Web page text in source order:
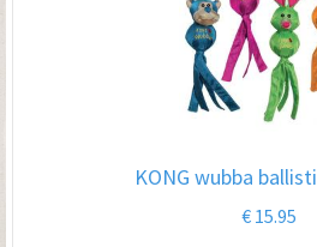
KONG wubba
€ 15.95